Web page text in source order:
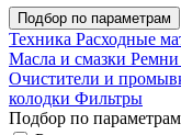
Подбор по параметрам
Техника Расходные
Масла и смазки Ремни
Очистители и
колодки Фильтры
Подбор по параметрам